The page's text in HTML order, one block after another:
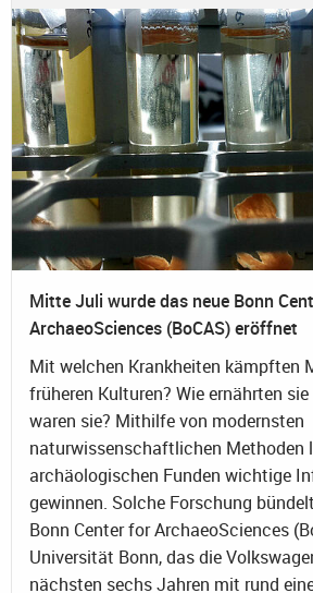
Mitte Juli wurde das neue Bonn
ArchaeoSciences (BoCAS) eröffnet
Mit welchen Krankheiten kämpften
früheren Kulturen? Wie ernährten
waren sie? Mithilfe von modernsten
naturwissenschaftlichen Methoden
archäologischen Funden wichtige
gewinnen. Solche Forschung
Bonn Center for ArchaeoSciences
Universität Bonn, das die
nächsten sechs Jahren mit rund